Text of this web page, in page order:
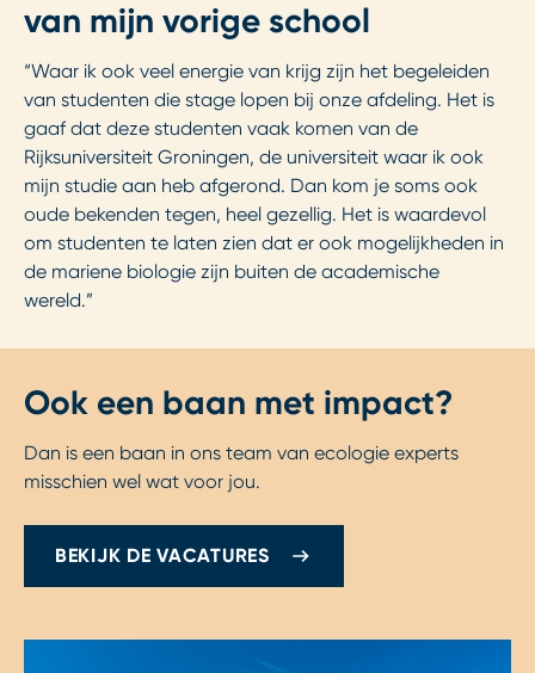
van mijn vorige school
“Waar ik ook veel energie van krijg zijn het begeleiden
van studenten die stage lopen bij onze afdeling. Het is
gaaf dat deze studenten vaak komen van de
Rijksuniversiteit Groningen, de universiteit waar ik ook
mijn studie aan heb afgerond. Dan kom je soms ook
oude bekenden tegen, heel gezellig. Het is waardevol
om studenten te laten zien dat er ook mogelijkheden in
de mariene biologie zijn buiten de academische
wereld.”
Ook een baan met impact?
Dan is een baan in ons team van ecologie experts
misschien wel wat voor jou.
BEKIJK DE VACATURES